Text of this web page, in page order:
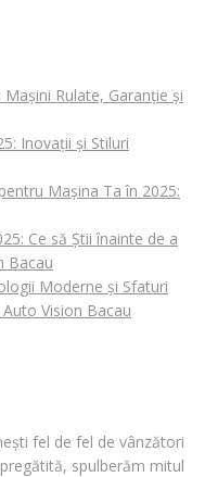
Rulate, Garanție și
Inovații și Stiluri
Mașina Ta în 2025:
Ce să Știi înainte de a
Bacau
Moderne și Sfaturi
Vision Bacau
fel de fel de vânzători
spulberăm mitul